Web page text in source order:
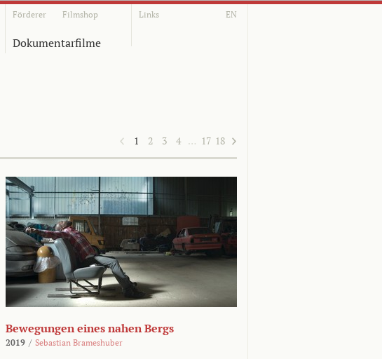
Förderer Filmshop Links EN
Dokumentarfilme
1 2 3 4 … 17 18
Bewegungen eines nahen Bergs
2019 / Sebastian Brameshuber